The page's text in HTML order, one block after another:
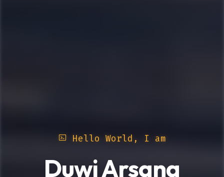
Hello World, I am
Duwi Arsana